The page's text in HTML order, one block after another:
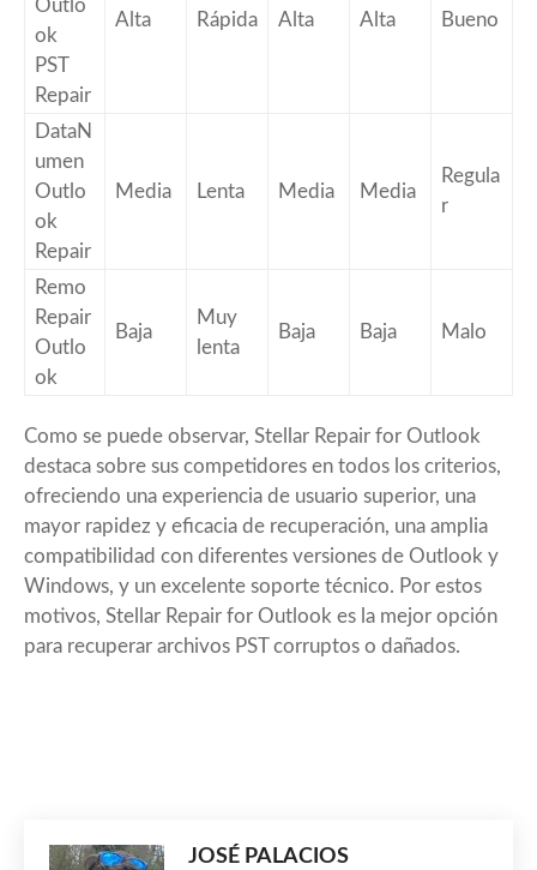
Outlo
ok
PST
Repair
Alta Rápida Alta Alta Bueno
DataN
umen
Outlo
ok
Repair
Media Lenta Media Media
Regula
r
Remo
Repair
Outlo
ok
Baja
Muy
lenta
Baja Baja Malo
Como se puede observar, Stellar Repair for Outlook
destaca sobre sus competidores en todos los criterios,
ofreciendo una experiencia de usuario superior, una
mayor rapidez y eficacia de recuperación, una amplia
compatibilidad con diferentes versiones de Outlook y
Windows, y un excelente soporte técnico. Por estos
motivos, Stellar Repair for Outlook es la mejor opción
para recuperar archivos PST corruptos o dañados.
JOSÉ PALACIOS